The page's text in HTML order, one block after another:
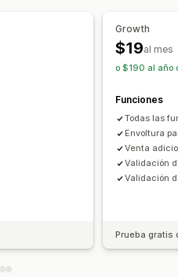
Growth
$19al mes
o $190 al año
Funciones
Todas las
Envoltura
Venta
Validación
Validación
Prueba gratis